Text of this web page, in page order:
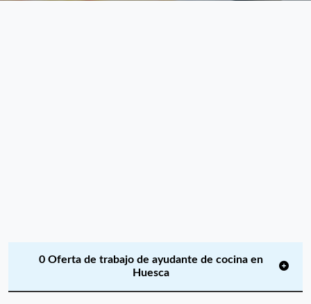
0 Oferta de trabajo de ayudante de cocina en
Huesca